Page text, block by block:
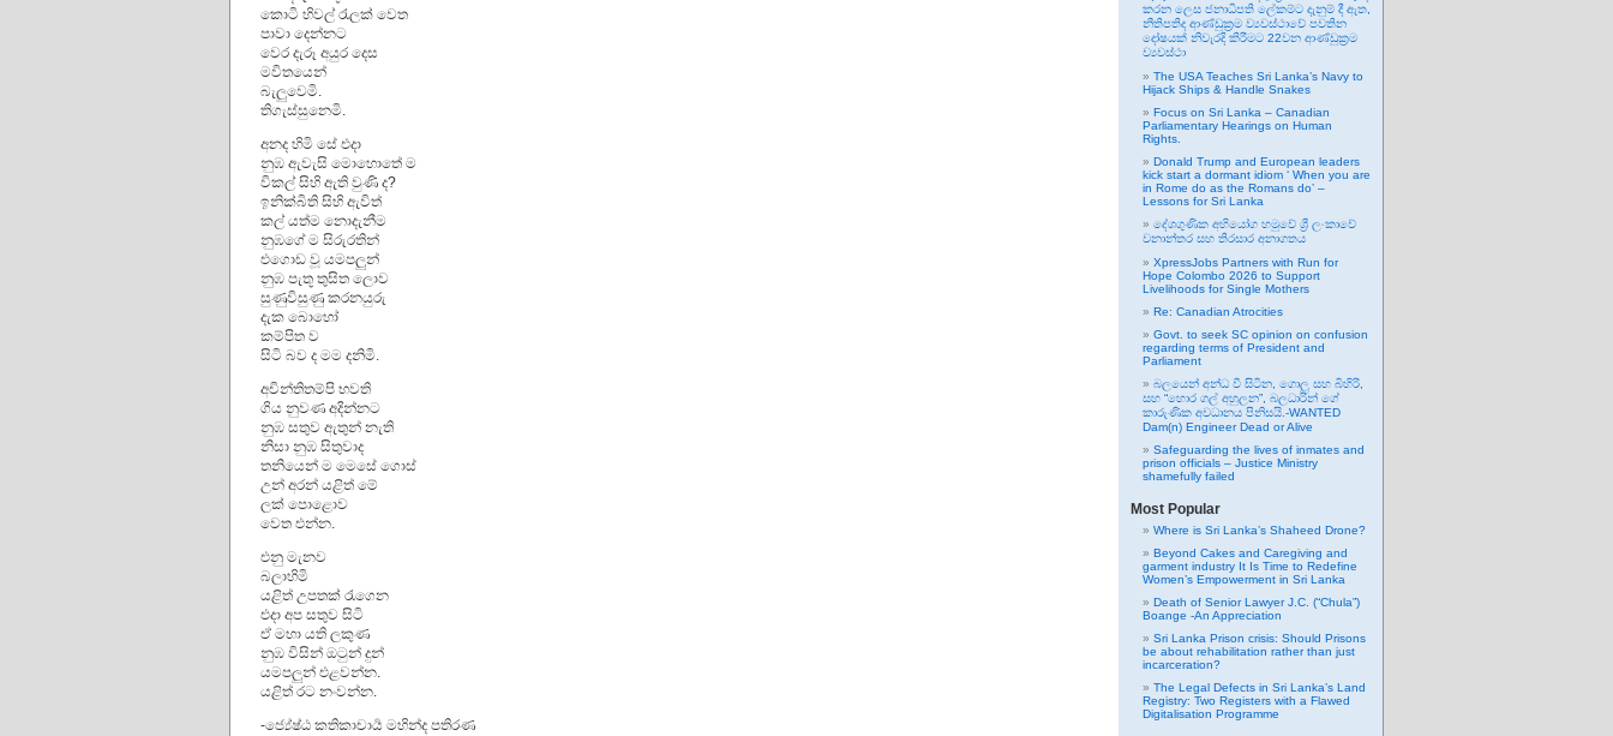
කොටි හිවල් රැලක් වෙත
පාවා දෙන්නට
වෙර දැරූ අයුර දෙස
මවිතයෙන්
බැලුවෙමි.
තිගැස්සුනෙමි.
අනද හිමි සේ එදා
නුඹ ඇවැසි මොහොතේ ම
විකල් සිහි ඇති වුණි ද?
ඉනික්බිති සිහි ඇවිත්
කල් යත්ම නොදැනීම
නුඹගේ ම සිරුරතින්
එගොඩ වූ යමපලුන්
නුඹ පැතූ තුසිත ලොව
සුණුවිසුණු කරනයුරු
දැක ‍බොහෝ
කම්පිත ව
සිටි බව ද මම දනිමි.
අචින්තිතම්පි භවති
ගිය නුවණ අදින්නට
නුඹ සතුව ඇතුන් නැති
නිසා නුඹ සිතුවාද
තනියෙන් ම මෙසේ ගොස්
උන් අරන් යළිත් මේ
ලක් පොළොව
වෙත එන්න.
එනු මැනව
බලාහිමි
යළිත් උපතක් රැගෙන
එදා අප සතුව සිටි
ඒ මහා යති ලකුණ
නුඹ විසින් ඔටුන් දුන්
යමපලුන් එළවන්න.
යළිත් රට නංවන්න.
-ජ්‍යේෂ්ඨ කතිකාචාර්‍ය මහින්ද පතිරණ
කරන ලෙස ජනාධිපති ලේකම්ට දැනුම් දී ඇත,
නීතිපතිද ආණ්ඩුක්‍රම ව්‍යවස්ථාවේ පවතින
දෝෂයක් නිවැරදි කිරීමට 22වන ආණ්ඩුක්‍රම
ව්‍යවස්ථා
The USA Teaches Sri Lanka’s Navy to
Hijack Ships & Handle Snakes
Focus on Sri Lanka – Canadian
Parliamentary Hearings on Human
Rights.
Donald Trump and European leaders
kick start a dormant idiom ‘ When you are
in Rome do as the Romans do’ –
Lessons for Sri Lanka
දේශගුණික අභියෝග හමුවේ ශ්‍රී ලංකාවේ
වනාන්තර සහ තිරසාර අනාගතය
XpressJobs Partners with Run for
Hope Colombo 2026 to Support
Livelihoods for Single Mothers
Re: Canadian Atrocities
Govt. to seek SC opinion on confusion
regarding terms of President and
Parliament
බලයෙන් අන්ධ වී සිටින, ගොලු සහ බිහිරි,
සහ “හොර ගල් අහුලන”, බලධාරින් ගේ
කාරුණික අවධානය පිනිසයි.-WANTED
Dam(n) Engineer Dead or Alive
Safeguarding the lives of inmates and
prison officials – Justice Ministry
shamefully failed
Most Popular
Where is Sri Lanka’s Shaheed Drone?
Beyond Cakes and Caregiving and
garment industry It Is Time to Redefine
Women’s Empowerment in Sri Lanka
Death of Senior Lawyer J.C. (“Chula”)
Boange -An Appreciation
Sri Lanka Prison crisis: Should Prisons
be about rehabilitation rather than just
incarceration?
The Legal Defects in Sri Lanka’s Land
Registry: Two Registers with a Flawed
Digitalisation Programme